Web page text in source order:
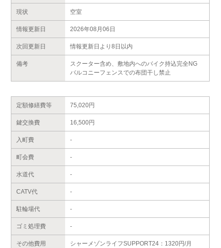
現状 空室
情報更新日 2026年08月06日
次回更新日 情報更新日より8日以内
備考
スクーター含め、敷地内へのバイク持込完全NG
バルコニーフェンスでの布団干し禁止
定額修繕費等 75,020円
鍵交換費 16,500円
入町費 -
町会費 -
水道代 -
CATV代 -
駐輪場代 -
ゴミ処理費 -
その他費用 シャーメゾンライフSUPPORT24：1320円/月